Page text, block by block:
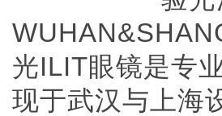
光ILIT眼镜是专
现于武汉与上海